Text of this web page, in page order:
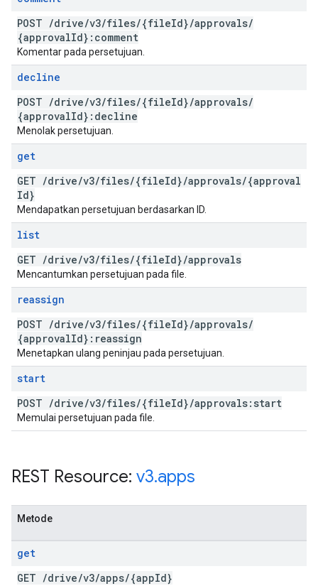
POST /drive/v3/files/{fileId}/approvals/
{approvalId}:comment
Komentar pada persetujuan.
decline
POST /drive/v3/files/{fileId}/approvals/
{approvalId}:decline
Menolak persetujuan.
get
GET /drive/v3/files/{fileId}/approvals/{approval
Id}
Mendapatkan persetujuan berdasarkan ID.
list
GET /drive/v3/files/{fileId}/approvals
Mencantumkan persetujuan pada file.
reassign
POST /drive/v3/files/{fileId}/approvals/
{approvalId}:reassign
Menetapkan ulang peninjau pada persetujuan.
start
POST /drive/v3/files/{fileId}/approvals:start
Memulai persetujuan pada file.
REST Resource: v3.apps
Metode
get
GET /drive/v3/apps/{appId}